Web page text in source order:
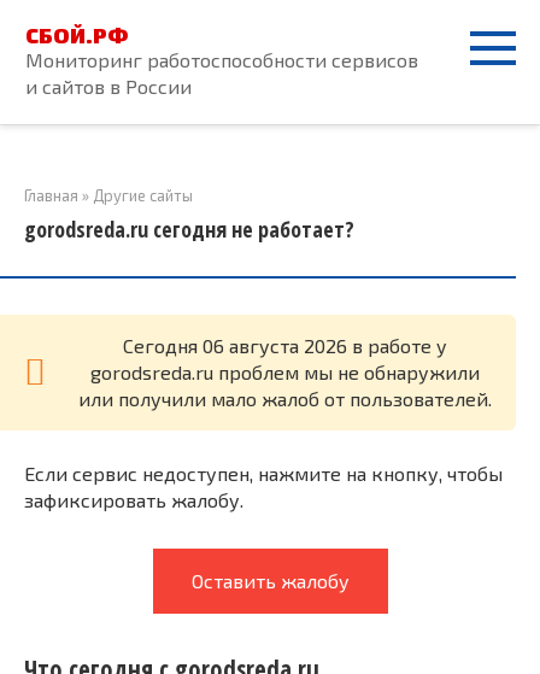
контенту
СБОЙ.РФ
Мониторинг работоспособности сервисов
и сайтов в России
Главная » Другие сайты
gorodsreda.ru сегодня не работает?
Cегодня 06 августа 2026 в работе у
gorodsreda.ru проблем мы не обнаружили
или получили мало жалоб от пользователей.
Если сервис недоступен, нажмите на кнопку, чтобы
зафиксировать жалобу.
Оставить жалобу